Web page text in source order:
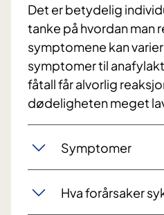
Det er betydelig
tanke på hvordan man
symptomene kan
symptomer til
fåtall får alvorlig
dødeligheten meget
Symptomer
Hva forårsaker